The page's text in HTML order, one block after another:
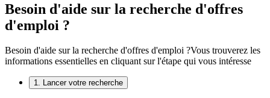
Besoin d'aide sur la recherche d'offres
d'emploi ?
Besoin d'aide sur la recherche d'offres d'emploi ?Vous trouverez les
informations essentielles en cliquant sur l'étape qui vous intéresse
1. Lancer votre recherche